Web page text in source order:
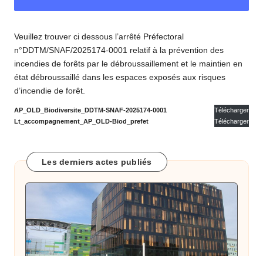
o
m
u
n
e
d
B
ai
Veuillez trouver ci dessous l’arrêté Préfectoral
n°DDTM/SNAF/2025174-0001 relatif à la prévention des
incendies de forêts par le débroussaillement et le maintien en
état débroussaillé dans les espaces exposés aux risques
d’incendie de forêt.
AP_OLD_Biodiversite_DDTM-SNAF-2025174-0001
Télécharger
Lt_accompagnement_AP_OLD-Biod_prefet
Télécharger
Les derniers actes publiés